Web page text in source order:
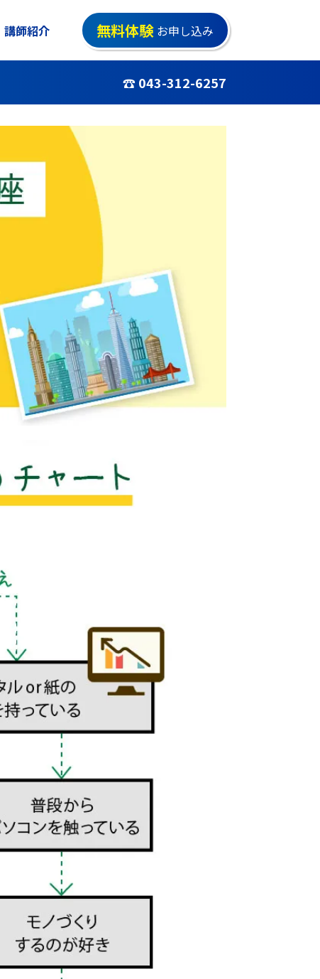
講師紹介 無料体験 お申し込み
☎ 043-312-6257